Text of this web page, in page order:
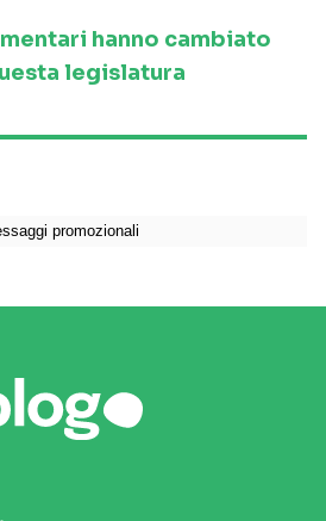
hanno cambiato
legislatura